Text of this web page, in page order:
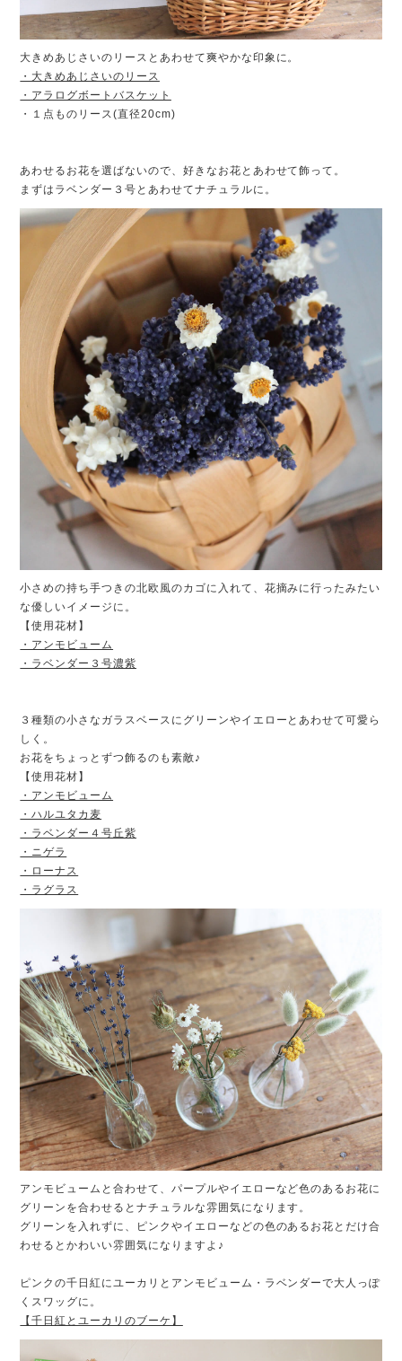
大きめあじさいのリースとあわせて爽やかな印象に。
・大きめあじさいのリース
・アラログボートバスケット
・１点ものリース(直径20cm)
あわせるお花を選ばないので、好きなお花とあわせて飾って。
まずはラベンダー３号とあわせてナチュラルに。
小さめの持ち手つきの北欧風のカゴに入れて、花摘みに行ったみたい
な優しいイメージに。
【使用花材】
・アンモビューム
・ラベンダー３号濃紫
３種類の小さなガラスベースにグリーンやイエローとあわせて可愛ら
しく。
お花をちょっとずつ飾るのも素敵♪
【使用花材】
・アンモビューム
・ハルユタカ麦
・ラベンダー４号丘紫
・ニゲラ
・ローナス
・ラグラス
アンモビュームと合わせて、パープルやイエローなど色のあるお花に
グリーンを合わせるとナチュラルな雰囲気になります。
グリーンを入れずに、ピンクやイエローなどの色のあるお花とだけ合
わせるとかわいい雰囲気になりますよ♪
ピンクの千日紅にユーカリとアンモビューム・ラベンダーで大人っぽ
くスワッグに。
【千日紅とユーカリのブーケ】